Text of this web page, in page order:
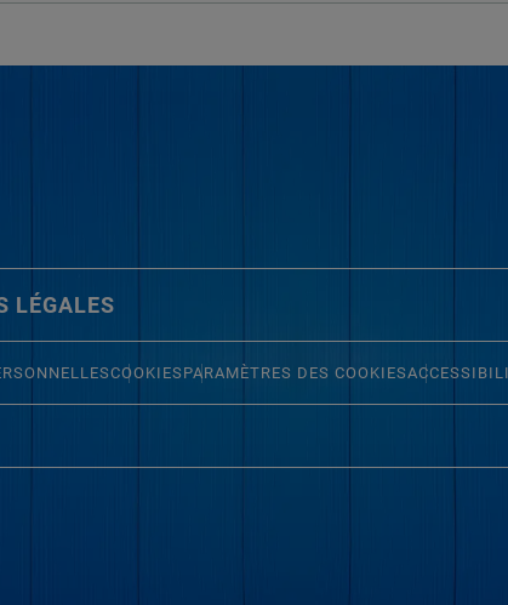
LÉGALES
COOKIES PARAMÈTRES DES COOKIES